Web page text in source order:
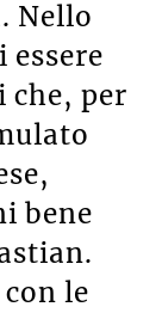
Nello
essere
per
bene
le